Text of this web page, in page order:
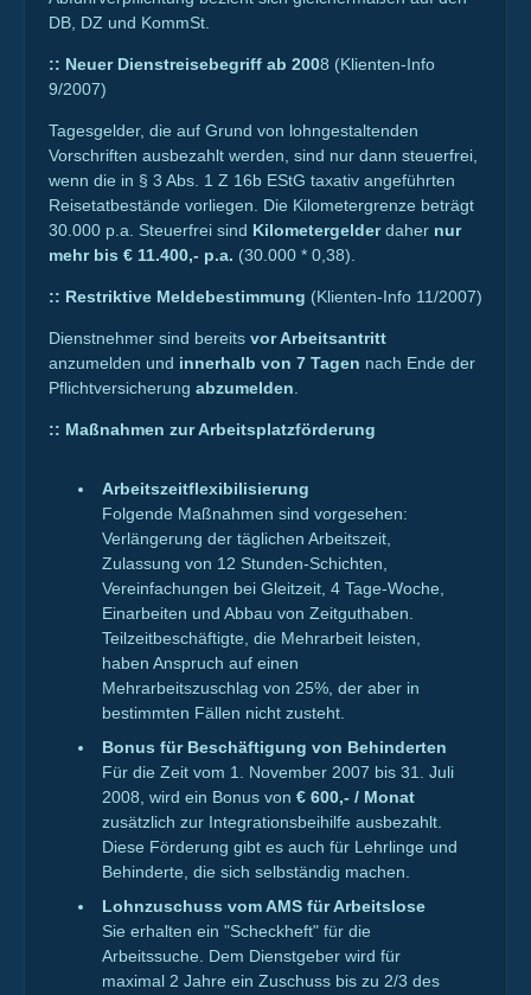
DB, DZ und KommSt.
:: Neuer Dienstreisebegriff ab 2008 (Klienten-Info
9/2007)
Tagesgelder, die auf Grund von lohngestaltenden
Vorschriften ausbezahlt werden, sind nur dann steuerfrei,
wenn die in § 3 Abs. 1 Z 16b EStG taxativ angeführten
Reisetatbestände vorliegen. Die Kilometergrenze beträgt
30.000 p.a. Steuerfrei sind Kilometergelderdaher nur
mehr bis € 11.400,- p.a. (30.000 * 0,38).
:: Restriktive Meldebestimmung (Klienten-Info 11/2007)
Dienstnehmer sind bereits vor Arbeitsantritt
anzumelden und innerhalb von 7 Tagen nach Ende der
Pflichtversicherung abzumelden
:: Maßnahmen zur Arbeitsplatzförderung
Arbeitszeitflexibilisierung
Folgende Maßnahmen sind vorgesehen:
Verlängerung der täglichen Arbeitszeit,
Zulassung von 12 Stunden-Schichten,
Vereinfachungen bei Gleitzeit, 4 Tage-Woche,
Einarbeiten und Abbau von Zeitguthaben.
Teilzeitbeschäftigte, die Mehrarbeit leisten,
haben Anspruch auf einen
Mehrarbeitszuschlag von 25%, der aber in
bestimmten Fällen nicht zusteht.
Bonus für Beschäftigung von Behinderten
Für die Zeit vom 1. November 2007 bis 31. Juli
2008, wird ein Bonus von € 600,- / Monat
zusätzlich zur Integrationsbeihilfe ausbezahlt.
Diese Förderung gibt es auch für Lehrlinge und
Behinderte, die sich selbständig machen.
Lohnzuschuss vom AMS für Arbeitslose
Sie erhalten ein "Scheckheft" für die
Arbeitssuche. Dem Dienstgeber wird für
maximal 2 Jahre ein Zuschuss bis zu 2/3 des